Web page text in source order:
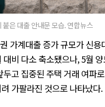
붙은 대출 안내문 모습. 연합뉴스
가계대출 증가 규모가 신
대비 다소 축소됐으나, 5월
두고 집중된 주택 거래 여파
가팔라진 것으로 나타났다.